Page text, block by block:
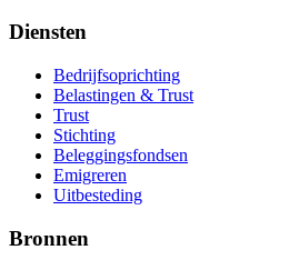
Diensten
Bedrijfsoprichting
Belastingen & Trust
Trust
Stichting
Beleggingsfondsen
Emigreren
Uitbesteding
Bronnen